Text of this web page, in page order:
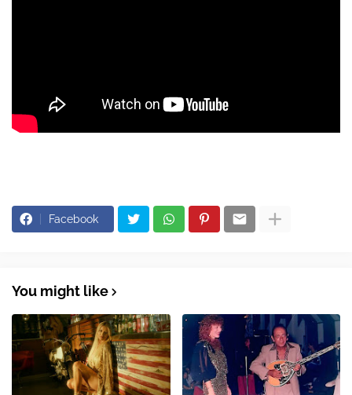
Facebook
You might like